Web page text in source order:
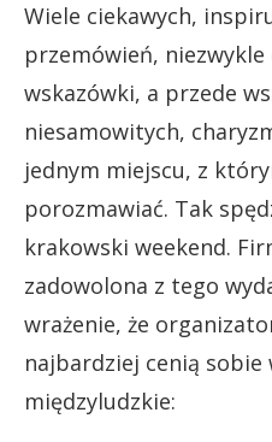
Wiele ciekawych,
przemówień,
wskazówki, a przede
niesamowitych,
jednym miejscu, z
porozmawiać. Tak
krakowski weekend.
zadowolona z tego
wrażenie, że
najbardziej cenią
międzyludzkie: